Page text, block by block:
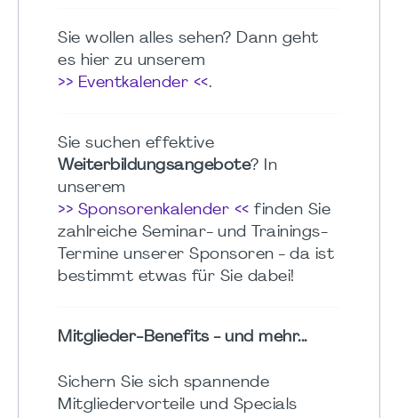
Sie wollen alles sehen? Dann geht
es hier zu unserem
>> Eventkalender <<.
Sie suchen effektive
Weiterbildungsangebote? In
unserem
>> Sponsorenkalender << finden Sie
zahlreiche Seminar- und Trainings-
Termine unserer Sponsoren - da ist
bestimmt etwas für Sie dabei!
Mitglieder-Benefits - und mehr...
Sichern Sie sich spannende
Mitgliedervorteile und Specials